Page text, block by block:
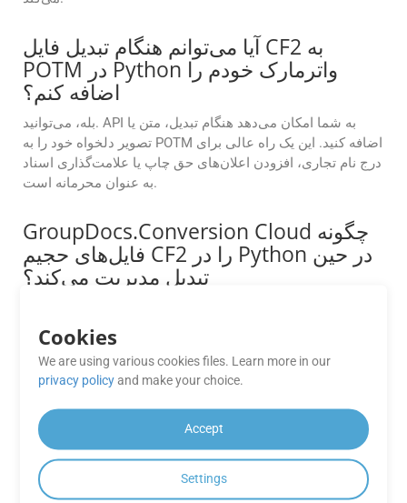
آیا می‌توانم هنگام تبدیل فایل CF2 به
POTM در Python واترمارک خودم را
اضافه کنم؟
بله، می‌توانید. API به شما امکان می‌دهد هنگام تبدیل، متن یا
تصویر دلخواه خود را به POTM اضافه کنید. این یک راه عالی برای
درج نام تجاری، افزودن اعلان‌های حق چاپ یا علامت‌گذاری اسناد
به عنوان محرمانه است.
GroupDocs.Conversion Cloud چگونه
فایل‌های حجیم CF2 را در Python در حین
تبدیل مدیریت می‌کند؟
بزرگ ساخته شده است. چه با یک سند کوچک کار کنید و چه با
سندی با حجم چندین گیگابایت، API این نرم‌افزار تبدیل‌ها را سریع
و دقیق و بدون بروز مشکلات عملکردی انجام می‌دهد.
آیا می توانم پیش نمایش فایل CF2 را قبل
از تبدیل آن به POTM با استفاده از API
مشاهده کنم؟
Cookies
We are using various cookies files. Learn more in our
privacy policyand make your choice.
Accept
Settings